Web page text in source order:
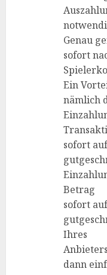
Genau
sofort
Ein
nämlich
sofort
Betrag
sofort
Ihres
dann